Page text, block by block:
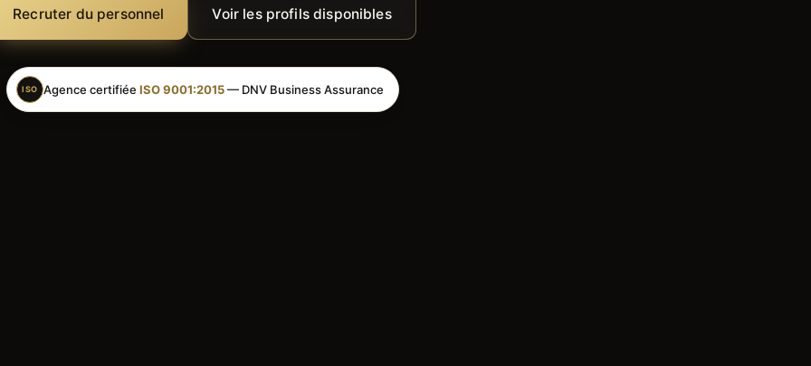
Recruter du personnel Voir les profils disponibles
ISO Agence certifiée ISO 9001:2015— DNV Business Assurance